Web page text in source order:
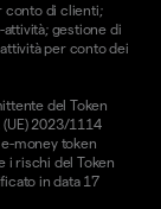
conto di clienti;
gestione di
per conto dei
del Token
2023/1114
e-money token
i rischi del Token
in data 17